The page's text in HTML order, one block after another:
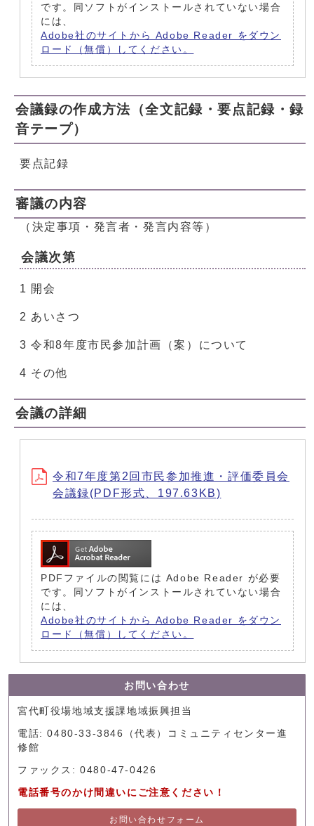
です。同ソフトがインストールされていない場合
には、
Adobe社のサイトから Adobe Reader をダウン
ロード（無償）してください。
会議録の作成方法（全文記録・要点記録・録
音テープ）
要点記録
審議の内容
（決定事項・発言者・発言内容等）
会議次第
1 開会
2 あいさつ
3 令和8年度市民参加計画（案）について
4 その他
会議の詳細
令和7年度第2回市民参加推進・評価委員会
会議録(PDF形式、197.63KB)
PDFファイルの閲覧には Adobe Reader が必要
です。同ソフトがインストールされていない場合
には、
Adobe社のサイトから Adobe Reader をダウン
ロード（無償）してください。
お問い合わせ
宮代町役場地域支援課地域振興担当
電話: 0480-33-3846（代表）コミュニティセンター進
修館
ファックス: 0480-47-0426
電話番号のかけ間違いにご注意ください！
お問い合わせフォーム